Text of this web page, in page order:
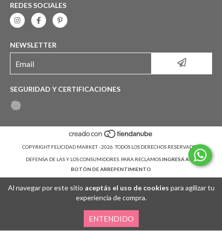
Al navegar por este sitio aceptás el uso de cookies para agilizar tu
experiencia de compra.
ENTENDIDO
REDES SOCIALES
NEWSLETTER
SEGURIDAD Y CERTIFICACIONES
COPYRIGHT FELICIDAD MARKET - 2026. TODOS LOS DERECHOS RESERVADOS.
DEFENSA DE LAS Y LOS CONSUMIDORES. PARA RECLAMOS INGRESÁ ACÁ.
BOTÓN DE ARREPENTIMIENTO